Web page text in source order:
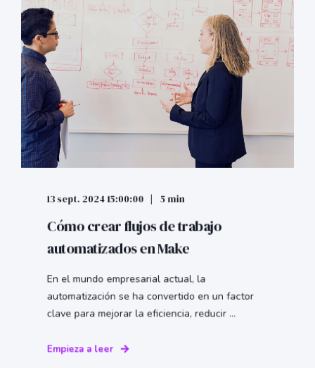
13 sept. 2024 15:00:00 5 min
Cómo crear flujos de trabajo
automatizados en Make
En el mundo empresarial actual, la
automatización se ha convertido en un factor
clave para mejorar la eficiencia, reducir ...
Empieza a leer